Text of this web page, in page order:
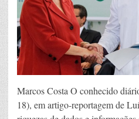
Marcos Costa O conhecido
18), em artigo-reportagem de